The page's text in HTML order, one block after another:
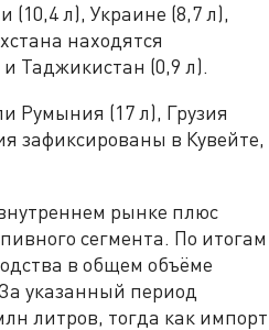
(10,4 л), Украине (8,7 л),
находятся
Таджикистан (0,9 л).
Румыния (17 л), Грузия
зафиксированы в Кувейте,
рынке плюс
сегмента. По итогам
в общем объёме
указанный период
литров, тогда как импорт